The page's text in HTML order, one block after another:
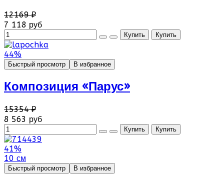
12169 ₽
7 118 руб
44%
Быстрый просмотр В избранное
Композиция «Парус»
15354 ₽
8 563 руб
41%
10 см
Быстрый просмотр В избранное